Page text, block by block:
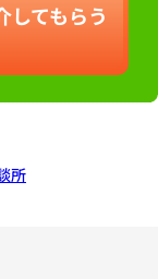
してもらう
所